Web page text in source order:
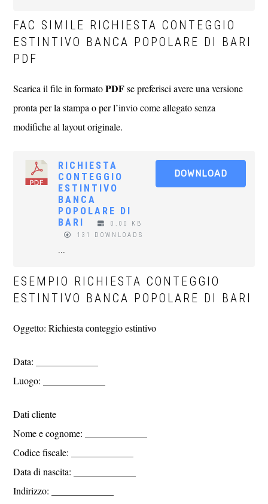
FAC SIMILE RICHIESTA CONTEGGIO
ESTINTIVO BANCA POPOLARE DI BARI
PDF
Scarica il file in formatoPDFse preferisci avere una versione
pronta per la stampa o per l’invio come allegato senza
modifiche al layout originale.
RICHIESTA
CONTEGGIO
ESTINTIVO
BANCA
POPOLARE DI
BARI
0.00 KB
131 DOWNLOADS
...
DOWNLOAD
ESEMPIO RICHIESTA CONTEGGIO
ESTINTIVO BANCA POPOLARE DI BARI
Oggetto: Richiesta conteggio estintivo
Data: _____________
Luogo: _____________
Dati cliente
Nome e cognome: _____________
Codice fiscale: _____________
Data di nascita: _____________
Indirizzo: _____________